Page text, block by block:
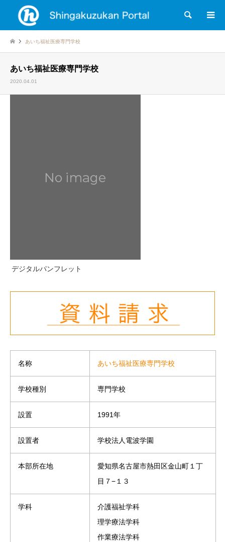
検索
あいち福祉医療専門学校
あいち福祉医療専門学校
2020.04.01
デジタルパンフレット
名称 あいち福祉医療専門学校
学校種別 専門学校
設置 1991年
設置者 学校法人電波学園
本部所在地
愛知県名古屋市熱田区金山町１丁
目７−１３
学科
介護福祉学科
理学療法学科
作業療法学科